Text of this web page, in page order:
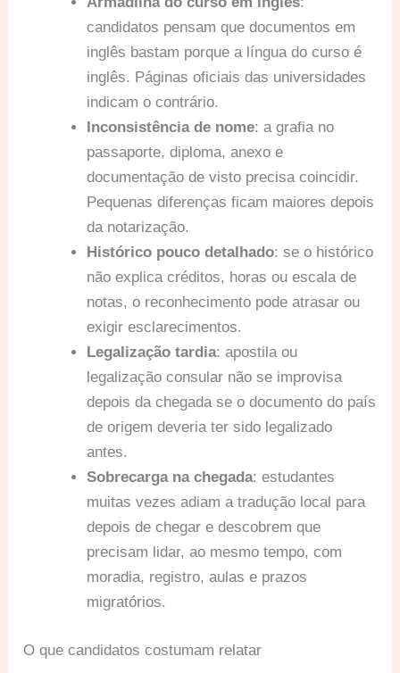
candidatos pensam que documentos em
inglês bastam porque a língua do curso é
inglês. Páginas oficiais das universidades
indicam o contrário.
Inconsistência de nome: a grafia no
passaporte, diploma, anexo e
documentação de visto precisa coincidir.
Pequenas diferenças ficam maiores depois
da notarização.
Histórico pouco detalhado: se o histórico
não explica créditos, horas ou escala de
notas, o reconhecimento pode atrasar ou
exigir esclarecimentos.
Legalização tardia: apostila ou
legalização consular não se improvisa
depois da chegada se o documento do país
de origem deveria ter sido legalizado
antes.
Sobrecarga na chegada: estudantes
muitas vezes adiam a tradução local para
depois de chegar e descobrem que
precisam lidar, ao mesmo tempo, com
moradia, registro, aulas e prazos
migratórios.
O que candidatos costumam relatar